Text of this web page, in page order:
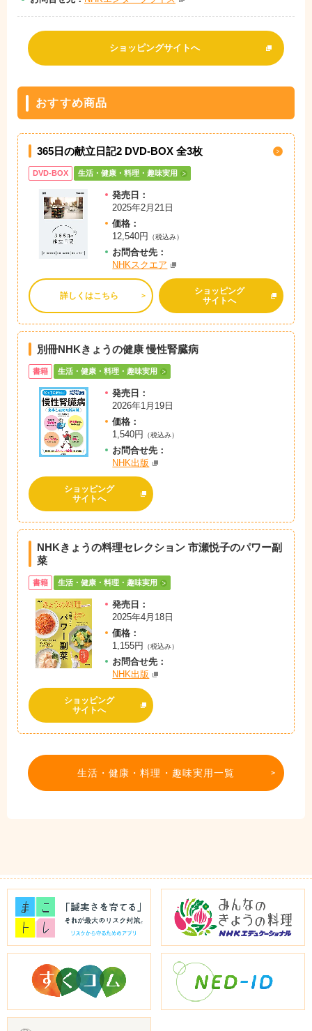
ショッピングサイトへ
おすすめ商品
365日の献立日記2 DVD-BOX 全3枚
DVD-BOX 生活・健康・料理・趣味実用
発売日：
2025年2月21日
価格：
12,540円
（税込み）
お問合せ先：
NHKスクエア
詳しくはこちら
ショッピング
サイトへ
別冊NHKきょうの健康 慢性腎臓病
書籍 生活・健康・料理・趣味実用
発売日：
2026年1月19日
価格：
1,540円
（税込み）
お問合せ先：
NHK出版
ショッピング
サイトへ
NHKきょうの料理セレクション 市瀬悦子のパワー副
菜
書籍 生活・健康・料理・趣味実用
発売日：
2025年4月18日
価格：
1,155円
（税込み）
お問合せ先：
NHK出版
ショッピング
サイトへ
生活・健康・料理・趣味実用一覧